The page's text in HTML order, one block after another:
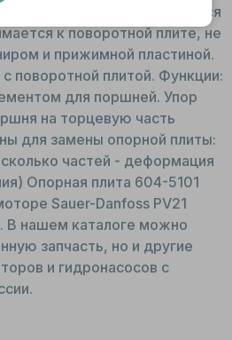
Принцип работы: Фиксируется
к поворотной плите, не
и прижимной пластиной.
поворотной плитой. Функции:
для поршней. Упор
на торцевую часть
для замены опорной плиты:
частей - деформация
Опорная плита 604-5101
Sauer-Danfoss PV21
В нашем каталоге можно
запчасть, но и другие
и гидронасосов с